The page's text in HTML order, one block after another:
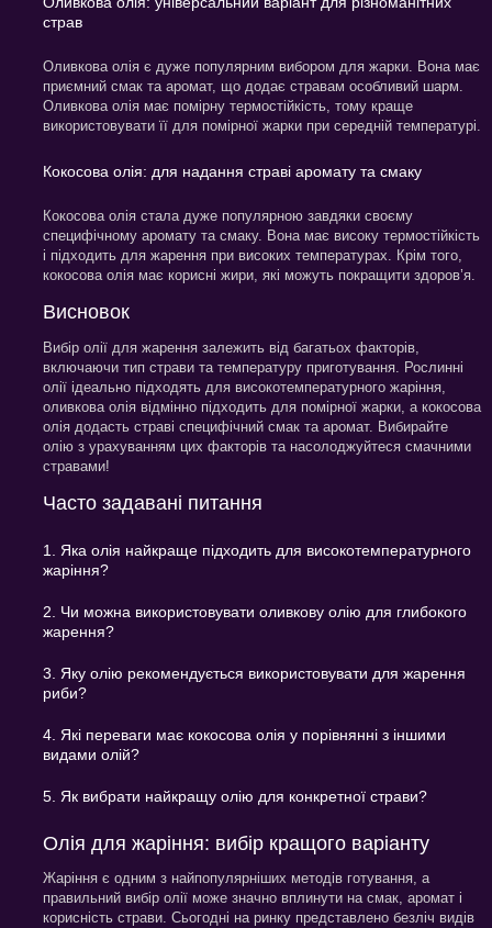
страв
Оливкова олія є дуже популярним вибором для жарки. Вона має
приємний смак та аромат, що додає стравам особливий шарм.
Оливкова олія має помірну термостійкість, тому краще
використовувати її для помірної жарки при середній температурі.
Кокосова олія: для надання страві аромату та смаку
Кокосова олія стала дуже популярною завдяки своєму
специфічному аромату та смаку. Вона має високу термостійкість
і підходить для жарення при високих температурах. Крім того,
кокосова олія має корисні жири, які можуть покращити здоров’я.
Висновок
Вибір олії для жарення залежить від багатьох факторів,
включаючи тип страви та температуру приготування. Рослинні
олії ідеально підходять для високотемпературного жаріння,
оливкова олія відмінно підходить для помірної жарки, а кокосова
олія додасть страві специфічний смак та аромат. Вибирайте
олію з урахуванням цих факторів та насолоджуйтеся смачними
стравами!
Часто задавані питання
1. Яка олія найкраще підходить для високотемпературного
жаріння?
2. Чи можна використовувати оливкову олію для глибокого
жарення?
3. Яку олію рекомендується використовувати для жарення
риби?
4. Які переваги має кокосова олія у порівнянні з іншими
видами олій?
5. Як вибрати найкращу олію для конкретної страви?
Олія для жаріння: вибір кращого варіанту
Жаріння є одним з найпопулярніших методів готування, а
правильний вибір олії може значно вплинути на смак, аромат і
корисність страви. Сьогодні на ринку представлено безліч видів